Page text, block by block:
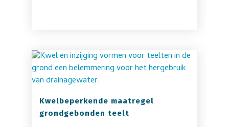
Kwelbeperkende maatregel
grondgebonden teelt